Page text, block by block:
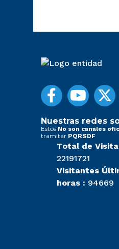
Nuestras redes
Estos No son canales
tramitar PQRSDF
Total de
22191721
Visitantes
horas : 94669